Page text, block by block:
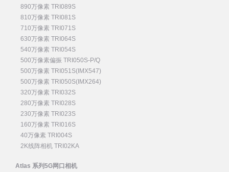
890万像素 TRI089S
810万像素 TRI081S
710万像素 TRI071S
630万像素 TRI064S
540万像素 TRI054S
500万像素偏振 TRI050S-P/Q
500万像素 TRI051S(IMX547)
500万像素 TRI050S(IMX264)
320万像素 TRI032S
280万像素 TRI028S
230万像素 TRI023S
160万像素 TRI016S
40万像素 TRI004S
2K线阵相机 TRI02KA
Atlas 系列5G网口相机